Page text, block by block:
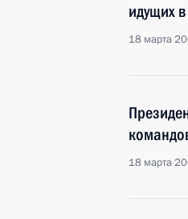
идущих
18 марта
18 марта